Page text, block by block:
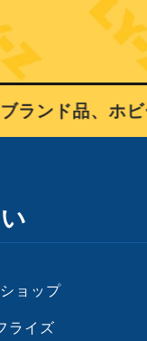
品、ホビ
ョップ
ライズ